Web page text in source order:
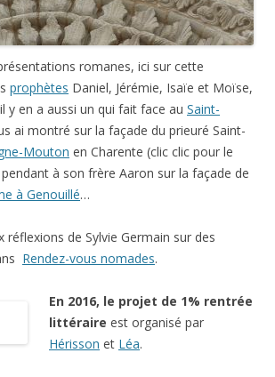
romanes, ici sur cette
prophètes Daniel, Jérémie, Isaïe et Moïse,
y en a aussi un qui fait face au Saint-
ai montré sur la façade du prieuré Saint-
Mouton en Charente (clic clic pour le
à son frère Aaron sur la façade de
à Genouillé…
réflexions de Sylvie Germain sur des
Rendez-vous nomades.
En 2016, le projet de 1% rentrée
littéraire est organisé par
Hérisson et Léa.